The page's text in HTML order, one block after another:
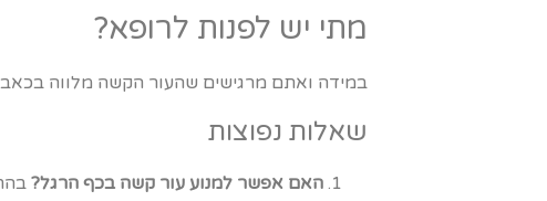
מתי יש לפנות לרופא?
במידה ואתם מרגישים שהעור הקשה מלווה בכאב
שאלות נפוצות
האם אפשר למנוע עור קשה בכף הרגל?